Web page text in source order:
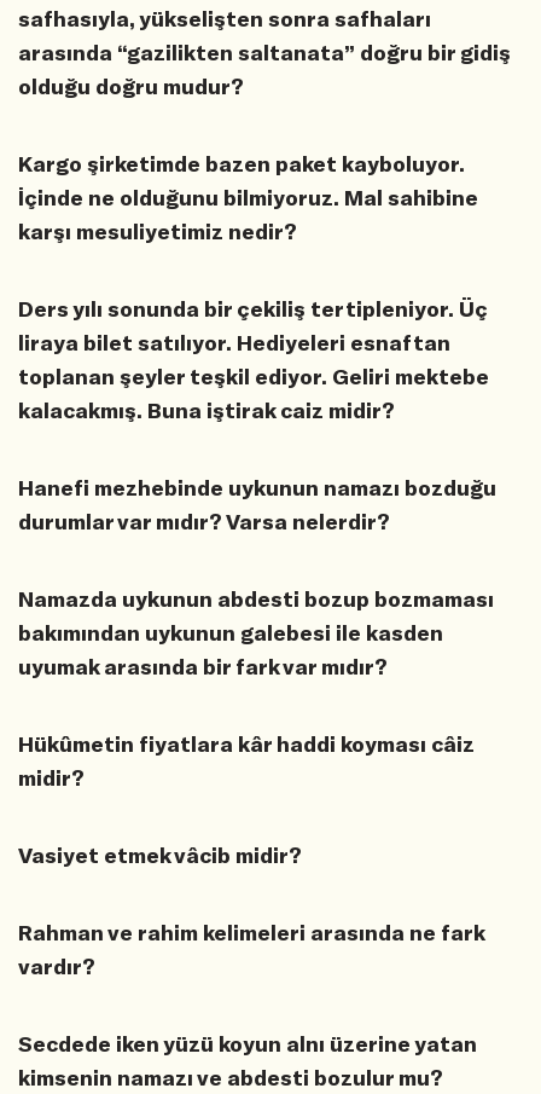
safhasıyla, yükselişten sonra safhaları
arasında “gazilikten saltanata” doğru bir gidiş
olduğu doğru mudur?
Kargo şirketimde bazen paket kayboluyor.
İçinde ne olduğunu bilmiyoruz. Mal sahibine
karşı mesuliyetimiz nedir?
Ders yılı sonunda bir çekiliş tertipleniyor. Üç
liraya bilet satılıyor. Hediyeleri esnaftan
toplanan şeyler teşkil ediyor. Geliri mektebe
kalacakmış. Buna iştirak caiz midir?
Hanefi mezhebinde uykunun namazı bozduğu
durumlar var mıdır? Varsa nelerdir?
Namazda uykunun abdesti bozup bozmaması
bakımından uykunun galebesi ile kasden
uyumak arasında bir fark var mıdır?
Hükûmetin fiyatlara kâr haddi koyması câiz
midir?
Vasiyet etmek vâcib midir?
Rahman ve rahim kelimeleri arasında ne fark
vardır?
Secdede iken yüzü koyun alnı üzerine yatan
kimsenin namazı ve abdesti bozulur mu?